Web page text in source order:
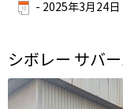
- 2025年3月24日
シボレー サバ